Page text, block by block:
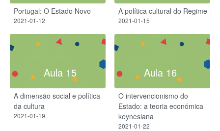
Portugal: O Estado Novo
2021-01-12
A política cultural do Regime
2021-01-15
Aula 15
A dimensão social e política
da cultura
2021-01-19
Aula 16
O intervencionismo do
Estado: a teoria económica
keynesiana
2021-01-22